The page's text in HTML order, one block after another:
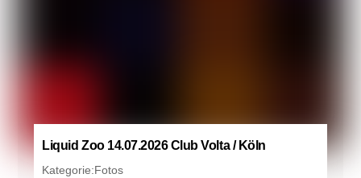
Liquid Zoo 14.07.2026 Club Volta / Köln
Kategorie:Fotos